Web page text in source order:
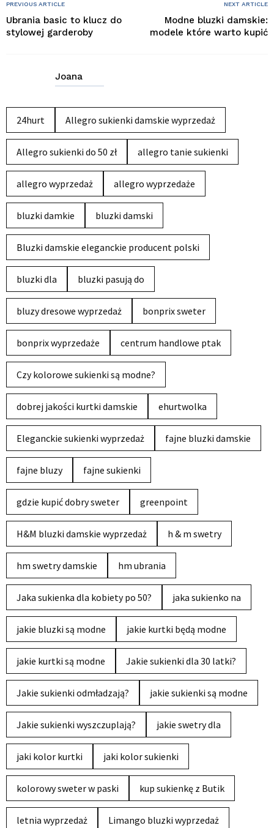
PREVIOUS ARTICLE
Ubrania basic to klucz do
stylowej garderoby
NEXT ARTICLE
Modne bluzki damskie:
modele które warto kupić
Joana
24hurt Allegro sukienki damskie wyprzedaż
Allegro sukienki do 50 zł allegro tanie sukienki
allegro wyprzedaż allegro wyprzedaże
bluzki damkie bluzki damski
Bluzki damskie eleganckie producent polski
bluzki dla bluzki pasują do
bluzy dresowe wyprzedaż bonprix sweter
bonprix wyprzedaże centrum handlowe ptak
Czy kolorowe sukienki są modne?
dobrej jakości kurtki damskie ehurtwolka
Eleganckie sukienki wyprzedaż fajne bluzki damskie
fajne bluzy fajne sukienki
gdzie kupić dobry sweter greenpoint
H&M bluzki damskie wyprzedaż h & m swetry
hm swetry damskie hm ubrania
Jaka sukienka dla kobiety po 50? jaka sukienko na
jakie bluzki są modne jakie kurtki będą modne
jakie kurtki są modne Jakie sukienki dla 30 latki?
Jakie sukienki odmładzają? jakie sukienki są modne
Jakie sukienki wyszczuplają? jakie swetry dla
jaki kolor kurtki jaki kolor sukienki
kolorowy sweter w paski kup sukienkę z Butik
letnia wyprzedaż Limango bluzki wyprzedaż